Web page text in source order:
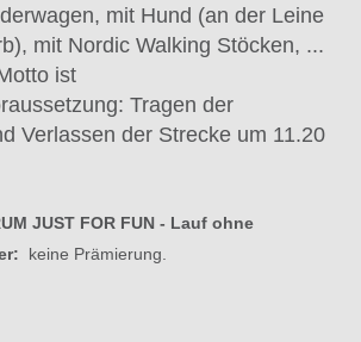
mit Hund (an der Leine
mit Nordic Walking Stöcken, ...
ist
Tragen der
Verlassen der Strecke um 11.20
JUST FOR FUN - Lauf ohne
keine Prämierung.